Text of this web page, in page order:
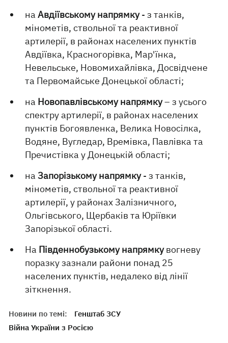
наАвдіївському напрямку- з танків,
мінометів, ствольної та реактивної
артилерії, в районах населених пунктів
Авдіївка, Красногорівка, Мар'їнка,
Невельське, Новомихайлівка, Досвідчене
та Первомайське Донецької області;
на Новопавлівському напрямку– з усього
спектру артилерії, в районах населених
пунктів Богоявленка, Велика Новосілка,
Водяне, Вугледар, Времівка, Павлівка та
Пречистівка у Донецькій області;
наЗапорізькому напрямку- з танків,
мінометів, ствольної та реактивної
артилерії, у районах Залізничного,
Ольгівського, Щербаків та Юріївки
Запорізької області.
На Південнобузькому напрямкувогневу
поразку зазнали райони понад 25
населених пунктів, недалеко від лінії
зіткнення.
Новини по темі:
Генштаб ЗСУ
Війна України з Росією